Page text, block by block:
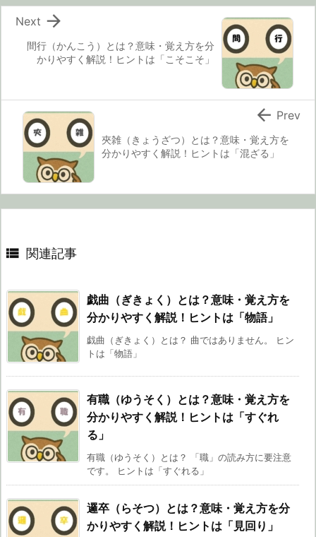
間行（かんこう）とは？意味・覚え方を分
かりやすく解説！ヒントは「こそこそ」

Next
夾雑（きょうざつ）とは？意味・覚え方を
分かりやすく解説！ヒントは「混ざる」
 Prev
 関連記事
戯曲（ぎきょく）とは？意味・覚え方を
分かりやすく解説！ヒントは「物語」
戯曲（ぎきょく）とは？ 曲ではありません。 ヒン
トは「物語」
有職（ゆうそく）とは？意味・覚え方を
分かりやすく解説！ヒントは「すぐれ
る」
有職（ゆうそく）とは？ 「職」の読み方に要注意
です。 ヒントは「すぐれる」
邏卒（らそつ）とは？意味・覚え方を分
かりやすく解説！ヒントは「見回り」